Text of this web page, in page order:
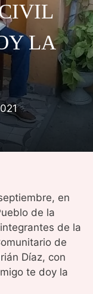
LA
en
de la
de la
de
Díaz, con
te doy la